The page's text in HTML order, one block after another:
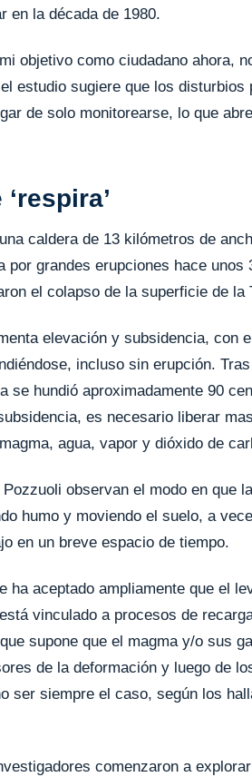
en la década de 1980.
objetivo como ciudadano ahora,
estudio sugiere que los disturbios
de solo monitorearse, lo que
caldera de 13 kilómetros de
por grandes erupciones hace unos
el colapso de la superficie de la
elevación y subsidencia, con
incluso sin erupción.
se hundió aproximadamente 90
es necesario liberar
agua, vapor y dióxido de
Pozzuoli observan el modo en que
humo y moviendo el suelo, a
en un breve espacio de tiempo.
ha aceptado ampliamente que el
vinculado a procesos de
supone que el magma y/o sus
de la deformación y luego de
ser siempre el caso, según los
comenzaron a